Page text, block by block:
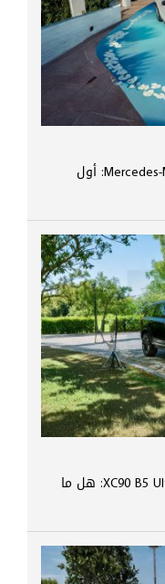
Mercedes-Maybach SL 680 Monogram Series: أول
تجربة فولفو XC90 B5 Ultra Black Edition 2026: هل ما